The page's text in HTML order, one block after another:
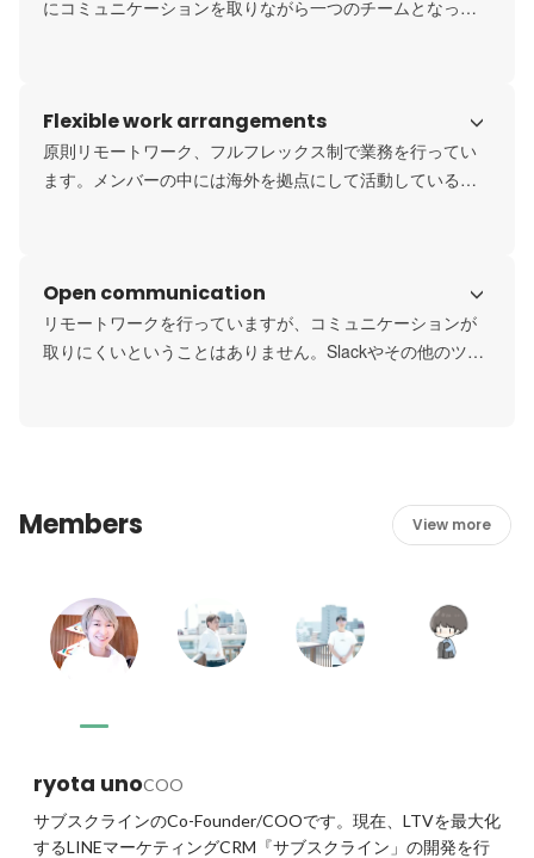
にコミュニケーションを取りながら一つのチームとなって
Flexible work arrangements
原則リモートワーク、フルフレックス制で業務を行ってい
ます。メンバーの中には海外を拠点にして活動している人
Open communication
リモートワークを行っていますが、コミュニケーションが
取りにくいということはありません。Slackやその他のツー
Members View more
ryota unoCOO
サブスクラインのCo-Founder/COOです。現在、LTVを最大化
するLINEマーケティングCRM『サブスクライン」の開発を行